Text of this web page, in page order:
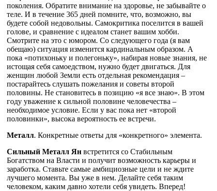
поколения. Обратите внимание на здоровье, не забывайте о
теле. И в течение 365 дней помните, что, возможно, вы
будете собой недовольны. Самокритика поселится в вашей
голове, и сравнение с идеалом станет вашим хобби.
Смотрите на это с юмором. Со следующего года (я вам
обещаю) ситуация изменится кардинальным образом. А
пока «потихоньку и полегоньку», набирая новые знания, не
истощая себя самоедством, нужно будет двигаться. Для
женщин любой Земли есть отдельная рекомендация –
постарайтесь слушать пожелания и советы второй
половины. Не становитесь в позицию «я все знаю». В этом
году уважение к сильной половине человечества –
необходимое условие. Если у вас пока нет «второй
половинки», высока вероятность ее встречи.
Металл. Конкретные ответы для «конкретного» элемента.
Сильный Металл Ян встретится со Стабильным
Богатством на Власти и получит возможность карьеры и
заработка. Ставьте самые амбициозные цели и не ждите
лучшего момента. Вы уже в нем. Делайте себя таким
человеком, каким давно хотели себя увидеть. Вперед!